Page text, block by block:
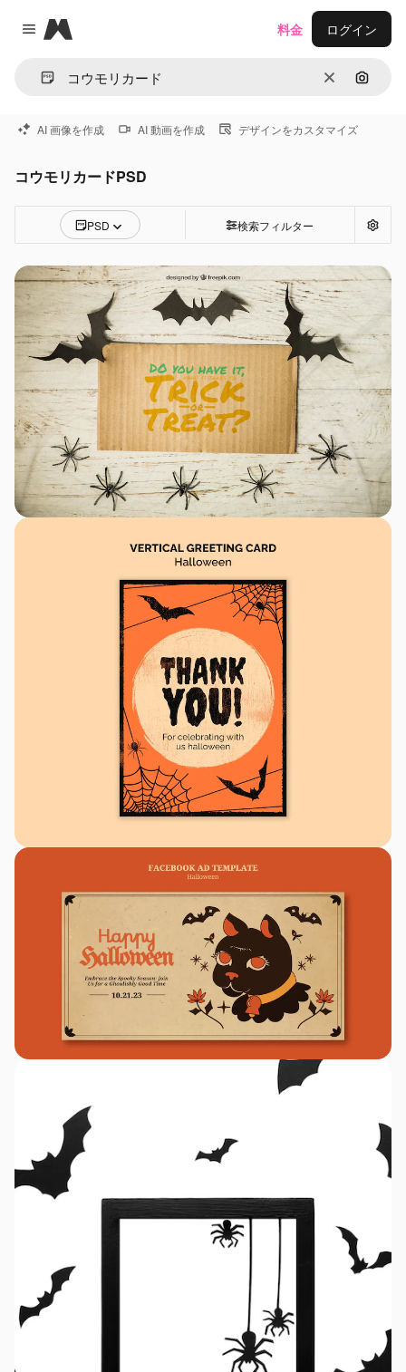
Close menu
Magnific
消去 画像で
料金 ログイン
AI 画像を作成 AI 動画を作成 デザインをカスタマイズ
コウモリカードPSD
PSD 検索フィルター